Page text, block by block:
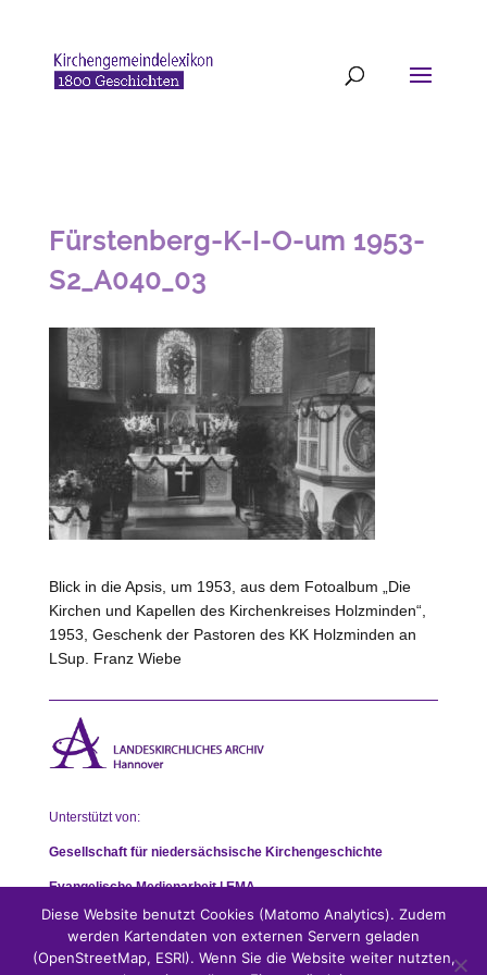
Fürstenberg-K-I-O-um 1953-
S2_A040_03
Blick in die Apsis, um 1953, aus dem Fotoalbum „Die
Kirchen und Kapellen des Kirchenkreises Holzminden“,
1953, Geschenk der Pastoren des KK Holzminden an
LSup. Franz Wiebe
Unterstützt von:
Gesellschaft für niedersächsische Kirchengeschichte
Evangelische Medienarbeit | EMA
Diese Website benutzt Cookies (Matomo Analytics). Zudem
werden Kartendaten von externen Servern geladen
(OpenStreetMap, ESRI). Wenn Sie die Website weiter nutzten,